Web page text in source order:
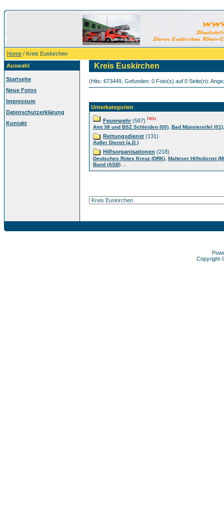
Home / Kreis Euskirchen
Auswahl
Startseite
Neue Fotos
Impressum
Datenschutzerklärung
Kontakt
Kreis Euskirchen
(Hits: 673449, Gefunden: 0 Foto(s) auf 0 Seite(n).
Unterkategorien
Feuerwehr(587) neu
Amt 38 und BSZ Schleiden (00) Bad Münstereifel (01)
Rettungsdienst (131)
Außer Dienst (a.D.)
Hilfsorganisationen (218)
Deutsches Rotes Kreuz (DRK) Malteser Hilfsdienst
Bund (ASB)
Copyright